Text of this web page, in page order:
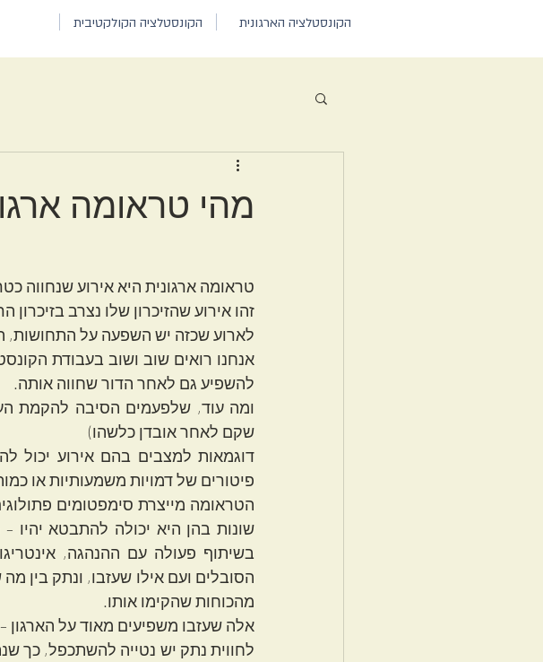
הקונסטלציה הארגונית הקונסטלציה הקולקטיבית
מהי טראומה
טראומה ארגונית היא אירוע שנחווה
זהו אירוע שהזיכרון שלו נצרב בזיכרון
לארוע שכזה יש השפעה על התחושות,
להשפיע גם לאחר הדור שחווה אותה.
שקם לאחר אובדן כלשהו)
פיטורים של דמויות משמעותיות או
מהכוחות שהקימו אותו.
אלה שעזבו משפיעים מאוד על הארגון